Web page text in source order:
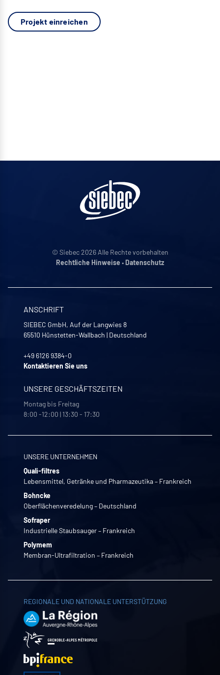
Projekt einreichen
© Siebec 2026 Alle Rechte vorbehalten
Rechtliche Hinweise • Datenschutz
ANSCHRIFT
SIEBEC GmbH, Auf der Langwies 8
65510 Hünstetten-Wallbach | Deutschland
+49 6126 9384-0
Kontaktieren Sie uns
UNSERE GESCHÄFTSZEITEN
Montag bis Freitag
8:00 -12:00 | 13:30 - 17:30
UNSERE UNTERNEHMEN
Quali-filtres
Lebensmittel, Getränke und Pharmazeutika – Frankreich
Bohncke
Oberflächenveredelung – Deutschland
Sofraper
Industrielle Staubsauger – Frankreich
Polymem
Membran-Ultrafiltration – Frankreich
REGIONALE UND NATIONALE UNTERSTÜTZUNG